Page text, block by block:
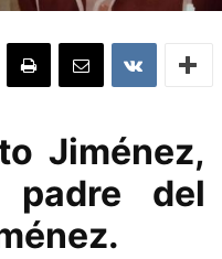
Jiménez,
padre del